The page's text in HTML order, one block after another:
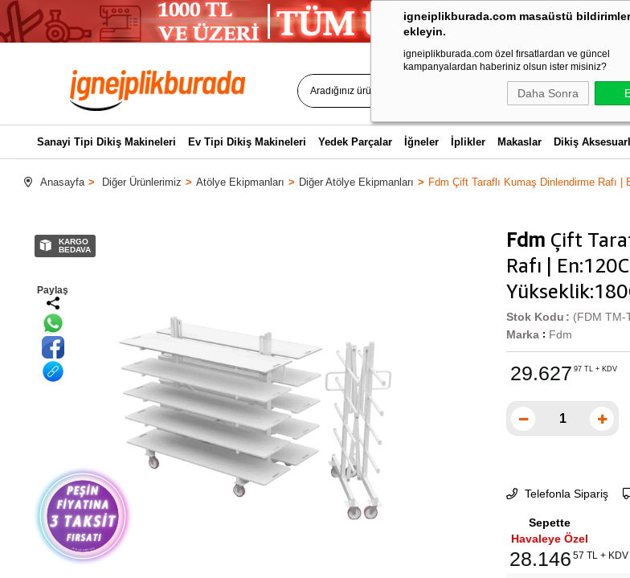
igneiplikburada.com masaüstü
ekleyin.
igneiplikburada.com özel fırsatlardan ve güncel
kampanyalardan haberiniz olsun ister misiniz?
Daha Sonra
Sanayi Tipi Dikiş Makineleri Ev Tipi Dikiş Makineleri Yedek Parçalar İğneler İplikler Makaslar Dikiş
Anasayfa Diğer Ürünlerimiz Atölye Ekipmanları Diğer Atölye Ekipmanları Fdm Çift Taraflı Kumaş Dinlendirme Rafı
KARGO
BEDAVA
Paylaş
Fdm Çift
Rafı |
(FDM TM-
Stok Kodu
Marka : Fdm
29.627 97 TL + KDV
Telefonla Sipariş
Sepette
Havaleye Özel
28.146 57 TL + KDV